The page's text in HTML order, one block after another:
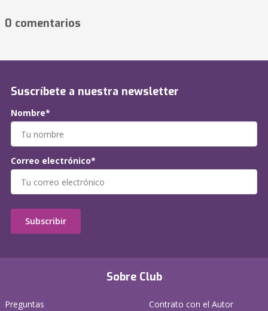
0 comentarios
Sobre Club
Preguntas
Contrato con el Autor
Suscríbete a nuestra newsletter
Nombre*
Correo electrónico*
Subscribir